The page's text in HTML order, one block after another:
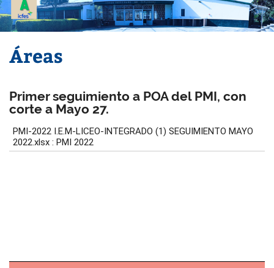
Áreas
Primer seguimiento a POA del PMI, con
corte a Mayo 27.